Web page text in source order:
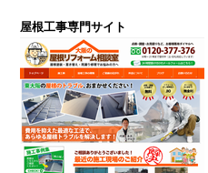
屋根工事専門サイト